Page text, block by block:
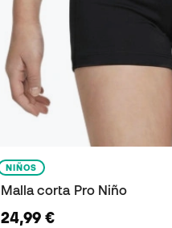
NIÑOS
Malla corta Pro Niño
24,99 €